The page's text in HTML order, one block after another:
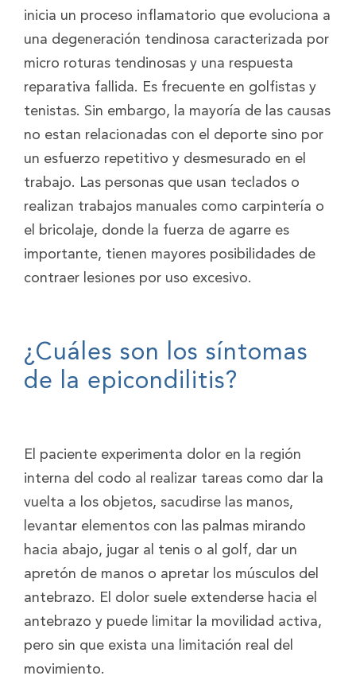
inicia un proceso inflamatorio que evoluciona a
una degeneración tendinosa caracterizada por
micro roturas tendinosas y una respuesta
reparativa fallida. Es frecuente en golfistas y
tenistas. Sin embargo, la mayoría de las causas
no estan relacionadas con el deporte sino por
un esfuerzo repetitivo y desmesurado en el
trabajo. Las personas que usan teclados o
realizan trabajos manuales como carpintería o
el bricolaje, donde la fuerza de agarre es
importante, tienen mayores posibilidades de
contraer lesiones por uso excesivo.
¿Cuáles son los síntomas
de la epicondilitis?
El paciente experimenta dolor en la región
interna del codo al realizar tareas como dar la
vuelta a los objetos, sacudirse las manos,
levantar elementos con las palmas mirando
hacia abajo, jugar al tenis o al golf, dar un
apretón de manos o apretar los músculos del
antebrazo. El dolor suele extenderse hacia el
antebrazo y puede limitar la movilidad activa,
pero sin que exista una limitación real del
movimiento.